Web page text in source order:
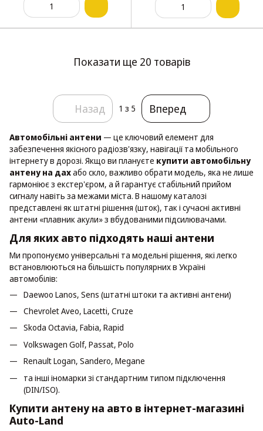
Показати ще 20 товарів
Назад 1 з 5 Вперед
Автомобільні антени — це ключовий елемент для
забезпечення якісного радіозв'язку, навігації та мобільного
інтернету в дорозі. Якщо ви плануєте купити автомобільну
антену на дахабо скло, важливо обрати модель, яка не лише
гармоніює з екстер'єром, а й гарантує стабільний прийом
сигналу навіть за межами міста. В нашому каталозі
представлені як штатні рішення (шток), так і сучасні активні
антени «плавник акули» з вбудованими підсилювачами.
Для яких авто підходять наші антени
Ми пропонуємо універсальні та модельні рішення, які легко
встановлюються на більшість популярних в Україні
автомобілів:
Daewoo Lanos, Sens (штатні штоки та активні антени)
Chevrolet Aveo, Lacetti, Cruze
Skoda Octavia, Fabia, Rapid
Volkswagen Golf, Passat, Polo
Renault Logan, Sandero, Megane
та інші іномарки зі стандартним типом підключення
(DIN/ISO).
Купити антену на авто в інтернет-магазині
Auto-Land